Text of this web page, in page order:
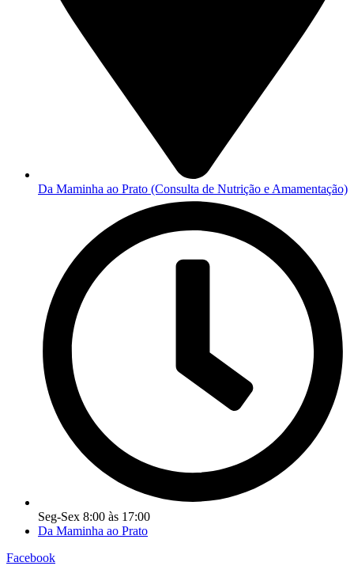
Da Maminha ao Prato (Consulta de Nutrição e Amamentação)
Seg-Sex 8:00 às 17:00
Da Maminha ao Prato
Facebook